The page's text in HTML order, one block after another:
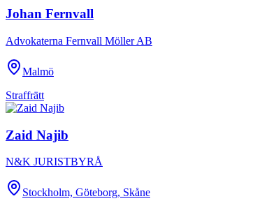
Johan Fernvall
Advokaterna Fernvall Möller AB
Malmö
Straffrätt
Zaid Najib
N&K JURISTBYRÅ
Stockholm, Göteborg, Skåne